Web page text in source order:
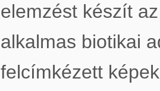
elemzést készít
alkalmas biotikai
felcímkézett